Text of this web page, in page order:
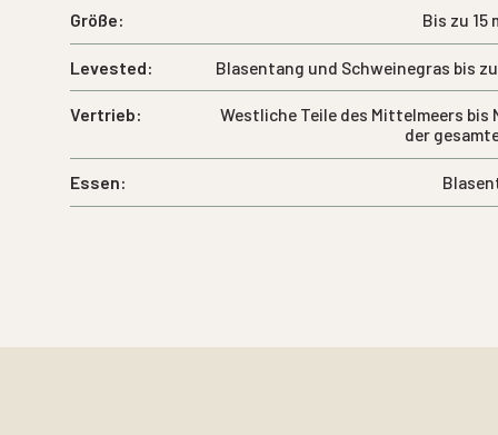
Größe: Bis zu 15
Levested: Blasentang und Schweinegras bis
Vertrieb:
Westliche Teile des Mittelmeers bis
der
Essen: